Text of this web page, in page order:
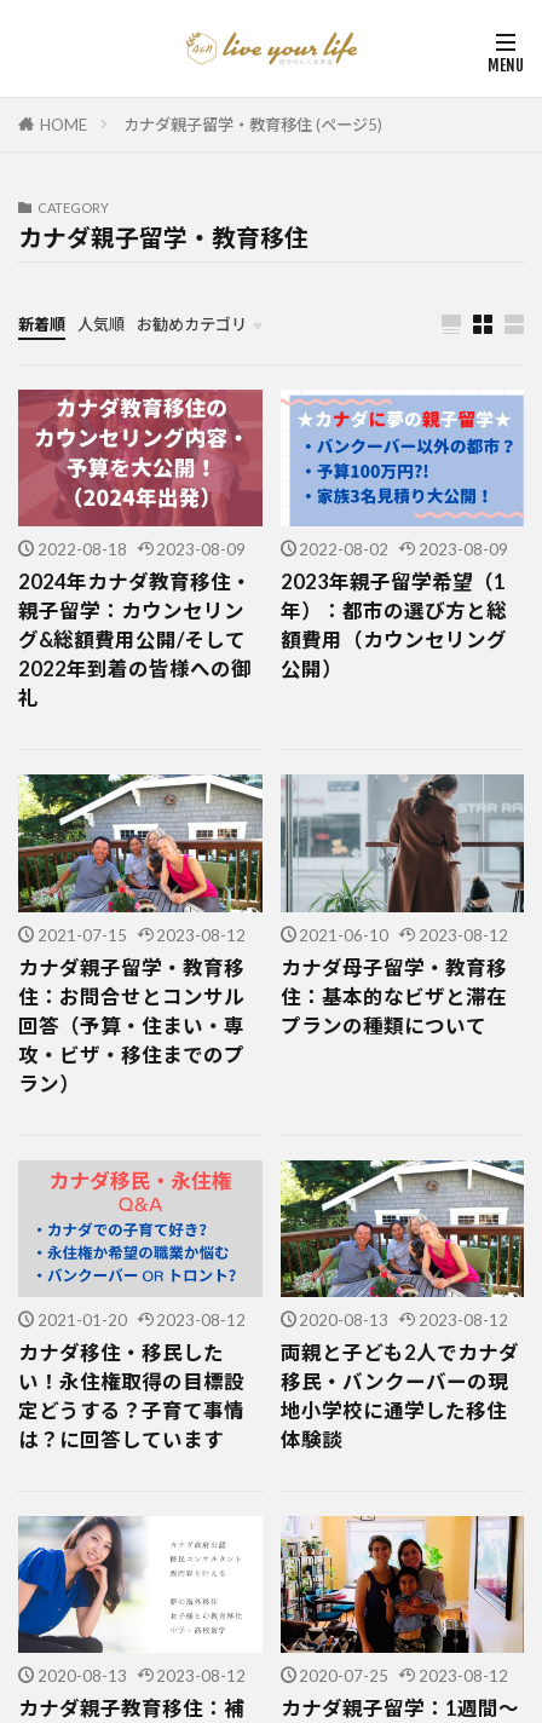
HOME カナダ親子留学・教育移住 (ページ5)
CATEGORY
カナダ親子留学・教育移住
新着順 人気順 お勧めカテゴリ
カナダ中学・高校留学
カナダ親子留学・教育移住
体験談（カナダ高校留学・親子移住）
カナダ留学カウンセリング内容実例集
2022-08-18 2023-08-09
2024年カナダ教育移住・
親子留学：カウンセリン
グ&総額費用公開/そして
2022年到着の皆様への御
礼
2022-08-02 2023-08-09
2023年親子留学希望（1
年）：都市の選び方と総
額費用（カウンセリング
公開）
2021-07-15 2023-08-12
カナダ親子留学・教育移
住：お問合せとコンサル
回答（予算・住まい・専
攻・ビザ・移住までのプ
ラン）
2021-06-10 2023-08-12
カナダ母子留学・教育移
住：基本的なビザと滞在
プランの種類について
2021-01-20 2023-08-12
カナダ移住・移民した
い！永住権取得の目標設
定どうする？子育て事情
は？に回答しています
2020-08-13 2023-08-12
両親と子ども2人でカナダ
移民・バンクーバーの現
地小学校に通学した移住
体験談
2020-08-13 2023-08-12
カナダ親子教育移住：補
2020-07-25 2023-08-12
カナダ親子留学：1週間～